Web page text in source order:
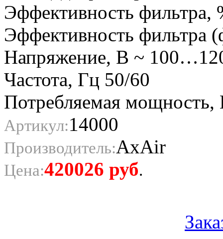
Эффективность фильтра,
Эффективность фильтра
Напряжение, В ~
Частота, Гц 50/60
Потребляемая мощность,
Артикул:14000
Производитель:AxAir
Цена:420026 руб.